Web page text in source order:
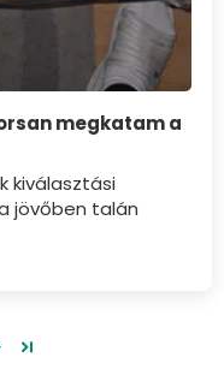
megkatam a
kiválasztási
jövőben talán